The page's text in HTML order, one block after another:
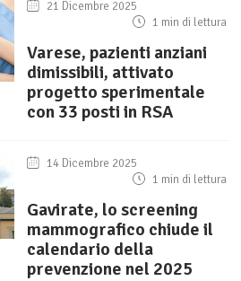
21 Dicembre 2025
1 min di lettura
Varese, pazienti anziani
dimissibili, attivato
progetto sperimentale
con 33 posti in RSA
14 Dicembre 2025
1 min di lettura
Gavirate, lo screening
mammografico chiude il
calendario della
prevenzione nel 2025